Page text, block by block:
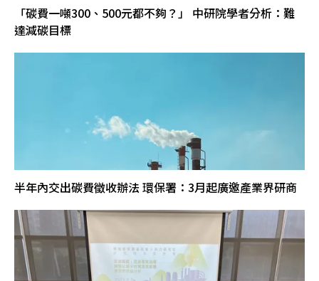
「碳費一噸300、500元都不夠？」 中研院學者分析：難
達減碳目標
半年內交出碳費徵收辦法 環保署：3月起廣邀產業界研商